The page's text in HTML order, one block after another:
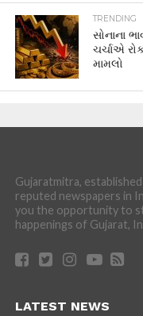
TRENDING
સોનાના
ચર્ચાએ
મામલો
Gujaratmitra,
reputed newspapers in
you the opportunity to
happenings of Gujarat,
LATEST NEWS